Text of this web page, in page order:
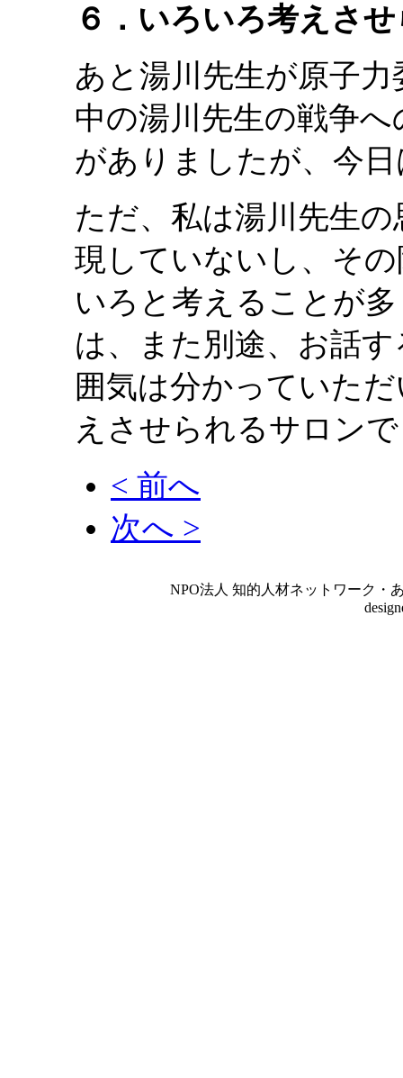
６．いろいろ考えさ
あと湯川先生が原子
中の湯川先生の戦争
がありましたが、今
ただ、私は湯川先生
現していないし、そ
いろと考えることが
は、また別途、お話
囲気は分かっていた
えさせられるサロン
< 前へ
次へ >
NPO法人 知的人材ネットワーク・